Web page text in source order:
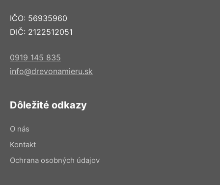
IČO: 56935960
DIČ: 2122512051
0919 145 835
info@drevonamieru.sk
Dôležité odkazy
O nás
Kontakt
Ochrana osobných údajov